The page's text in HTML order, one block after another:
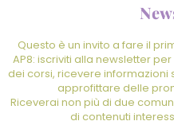
Questo è un invito a fare il
AP8: iscriviti alla newsletter
dei corsi, ricevere informazioni
approfittare delle
Riceverai non più di due
di contenuti